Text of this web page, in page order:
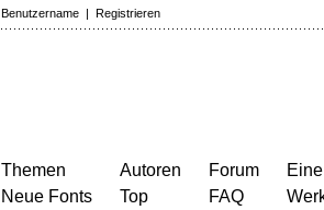
Benutzername | Registrieren
Themen
Neue Fonts
Autoren
Top
Forum
FAQ